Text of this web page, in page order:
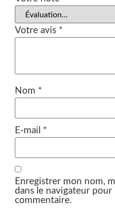
Votre avis *
Nom *
E-mail *
Enregistrer mon nom,
dans le navigateur
commentaire.